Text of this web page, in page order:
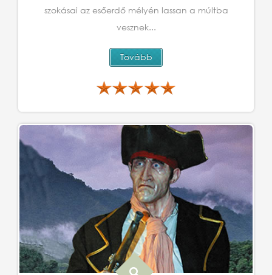
szokásai az esőerdő mélyén lassan a múltba
vesznek...
Tovább